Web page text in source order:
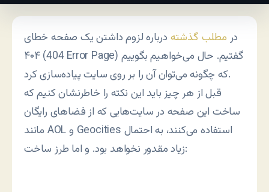
در مطلب گذشته درباره لزوم داشتن یک صفحه خطای
۴۰۴ (404 Error Page) گفتیم. حال می‌خواهیم بگوییم
که چگونه می‌توان آن را بر روی سایت پیاده‌سازی کرد.
قبل از هر چیز باید این نکته را خاطرنشان کنیم که
ساخت این صفحه در سایت‌هایی که از فضاهای رایگان
مانند AOL و Geocities استفاده می‌کنند، به احتمال
زیاد مقدور نخواهد بود. و اما طرز ساخت: